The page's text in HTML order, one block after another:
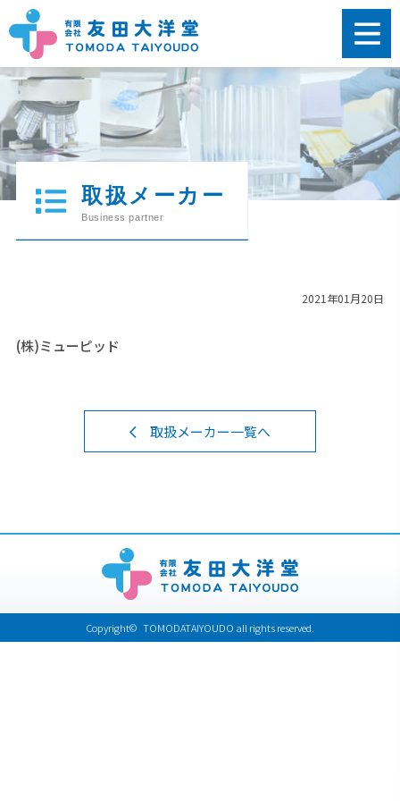
2021年01月20日
(株)ミューピッド
取扱メーカー一覧へ
Copyright© TOMODATAIYOUDO all rights reserved.